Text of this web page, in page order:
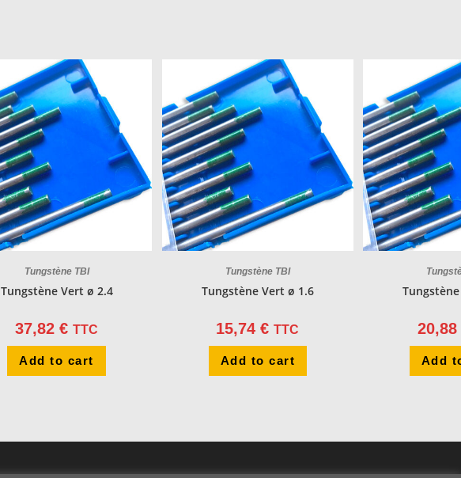
Tungstène TBI
Tungstène Vert ø 2.4
37,82 € TTC
Add to cart
Tungstène TBI
Tungstène Vert ø 1.6
15,74€ TTC
Add to cart
20,88
Add